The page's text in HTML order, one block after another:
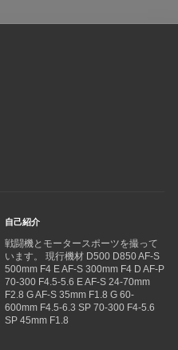
自己紹介
戦闘機とモータースポーツを撮って
います。 現行機材 D500 D850 AF-S
500mm F4 E AF-S 300mm F4 D AF-P
70-300 F4.5-5.6 E AF-S 24-70mm
F2.8 G AF-S 35mm F1.8 G 60-
600mm F4.5-6.3 SP 70-300 F4-5.6
SP 45mm F1.8